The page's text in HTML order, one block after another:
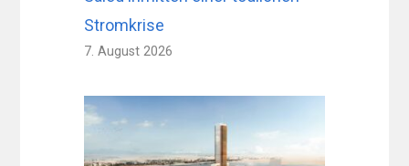
Stromkrise
7. August 2026